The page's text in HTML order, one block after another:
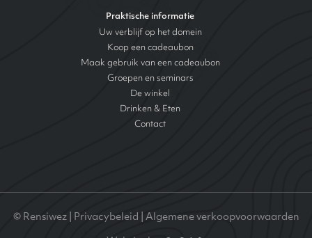
Praktische informatie
Uw verblijf op het domein
Koop een cadeaubon
Maak gebruik van een cadeaubon
Groepen en seminars
De winkel
Drinken & Eten
Contact
© Rensiwez | Privacybeleid Algemene verkoopvoorwaarden